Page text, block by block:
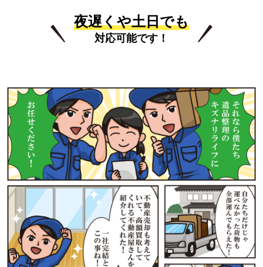
夜遅くや土日でも
対応可能です！